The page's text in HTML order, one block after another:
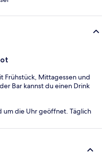
Frühstück, Mittagessen und
Bar kannst du einen Drink
um die Uhr geöffnet. Täglich